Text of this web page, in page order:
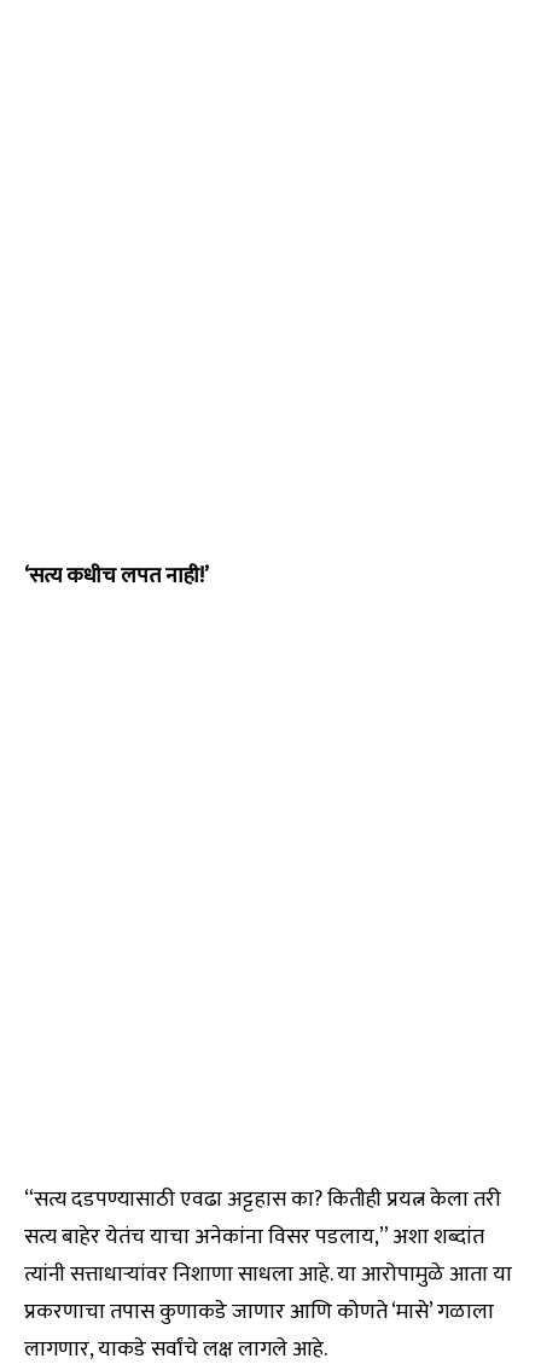
‘सत्य कधीच लपत नाही!’
“सत्य दडपण्यासाठी एवढा अट्टहास का? कितीही प्रयत्न केला तरी
सत्य बाहेर येतंच याचा अनेकांना विसर पडलाय,” अशा शब्दांत
त्यांनी सत्ताधाऱ्यांवर निशाणा साधला आहे. या आरोपामुळे आता या
प्रकरणाचा तपास कुणाकडे जाणार आणि कोणते ‘मासे’ गळाला
लागणार, याकडे सर्वांचे लक्ष लागले आहे.